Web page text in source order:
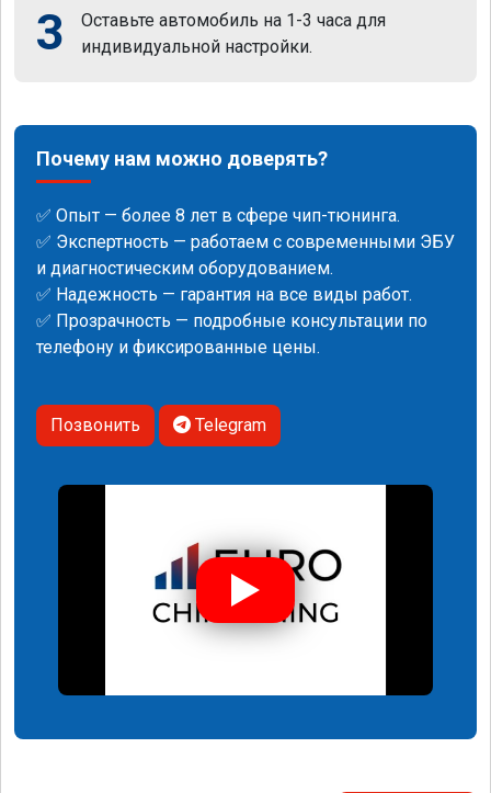
3
Оставьте автомобиль на 1-3 часа для
индивидуальной настройки.
Почему нам можно доверять?
✅ Опыт — более 8 лет в сфере чип-тюнинга.
✅ Экспертность — работаем с современными ЭБУ
и диагностическим оборудованием.
✅ Надежность — гарантия на все виды работ.
✅ Прозрачность — подробные консультации по
телефону и фиксированные цены.
Позвонить Telegram